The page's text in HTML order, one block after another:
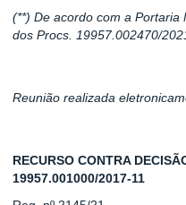
(**) De acordo com a Portaria
dos Procs. 19957.002470/
Reunião realizada
RECURSO CONTRA
19957.001000/2017-11